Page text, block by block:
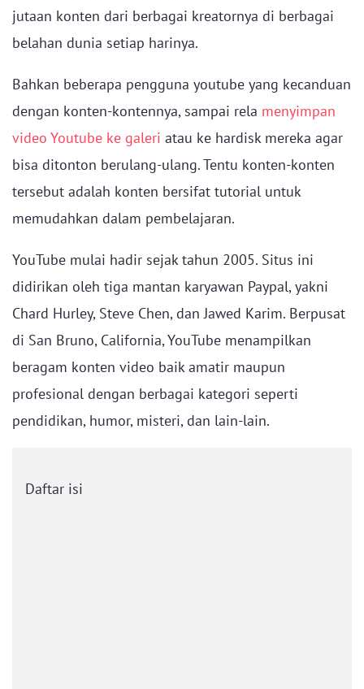
jutaan konten dari berbagai kreatornya di berbagai
belahan dunia setiap harinya.
Bahkan beberapa pengguna youtube yang kecanduan
dengan konten-kontennya, sampai rela menyimpan
video Youtube ke galeri atau ke hardisk mereka agar
bisa ditonton berulang-ulang. Tentu konten-konten
tersebut adalah konten bersifat tutorial untuk
memudahkan dalam pembelajaran.
YouTube mulai hadir sejak tahun 2005. Situs ini
didirikan oleh tiga mantan karyawan Paypal, yakni
Chard Hurley, Steve Chen, dan Jawed Karim. Berpusat
di San Bruno, California, YouTube menampilkan
beragam konten video baik amatir maupun
profesional dengan berbagai kategori seperti
pendidikan, humor, misteri, dan lain-lain.
Daftar isi